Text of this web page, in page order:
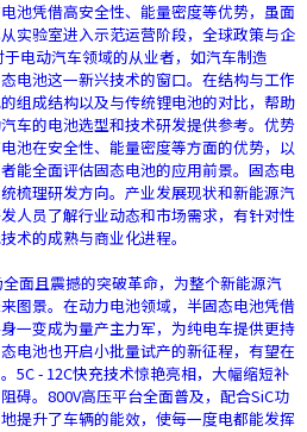
池凭借高安全性、能量密度等优势，虽面
实验室进入示范运营阶段，全球政策与企
电动汽车领域的从业者，如汽车制造
电池这一新兴技术的窗口。在结构与工作
组成结构以及与传统锂电池的对比，帮助
车的电池选型和技术研发提供参考。优势
池在安全性、能量密度等方面的优势，以
能全面评估固态电池的应用前景。固态电
梳理研发方向。产业发展现状和新能源汽
人员了解行业动态和市场需求，有针对性
术的成熟与商业化进程。
面且震撼的突破革命，为整个新能源汽
图景。在动力电池领域，半固态电池凭借
一变成为量产主力军，为纯电车提供更持
电池也开启小批量试产的新征程，有望在
5C - 12C快充技术惊艳亮相，大幅缩短补
碍。800V高压平台全面普及，配合SiC功
提升了车辆的能效，使每一度电都能发挥